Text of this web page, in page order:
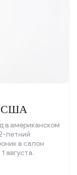
США
в американском
летний
в салон
августа.